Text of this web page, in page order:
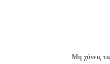
Μη χάνεις